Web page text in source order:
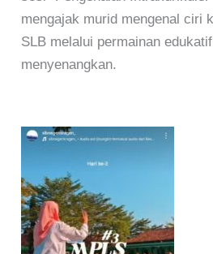
mengajak murid mengenal ciri
SLB melalui permainan
menyenangkan.